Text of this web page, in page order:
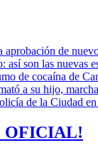
de
así son las nuevas
de cocaína de
a su hijo,
de la Ciudad
OFICIAL!